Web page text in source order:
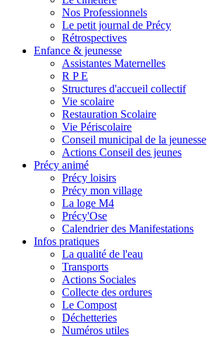
Nos Professionnels
Le petit journal de Précy
Rétrospectives
Enfance & jeunesse
Assistantes Maternelles
R P E
Structures d'accueil collectif
Vie scolaire
Restauration Scolaire
Vie Périscolaire
Conseil municipal de la jeunesse
Actions Conseil des jeunes
Précy animé
Précy loisirs
Précy mon village
La loge M4
Précy'Ose
Calendrier des Manifestations
Infos pratiques
La qualité de l'eau
Transports
Actions Sociales
Collecte des ordures
Le Compost
Déchetteries
Numéros utiles